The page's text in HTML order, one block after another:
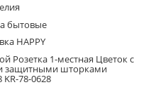
бытовые
HAPPY
Розетка 1-местная Цветок с
защитными шторками
KR-78-0628